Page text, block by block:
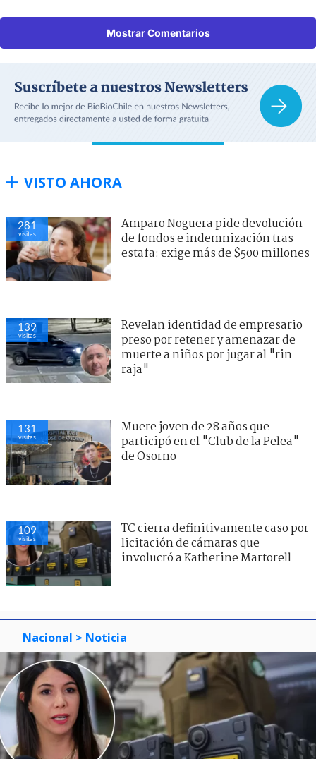
Mostrar Comentarios
VISTO AHORA
281
visitas
Amparo Noguera pide devolución
de fondos e indemnización tras
estafa: exige más de $500 millones
139
visitas
Revelan identidad de empresario
preso por retener y amenazar de
muerte a niños por jugar al "rin
raja"
131
visitas
Muere joven de 28 años que
participó en el "Club de la Pelea"
de Osorno
109
visitas
TC cierra definitivamente caso por
licitación de cámaras que
involucró a Katherine Martorell
Nacional > Noticia